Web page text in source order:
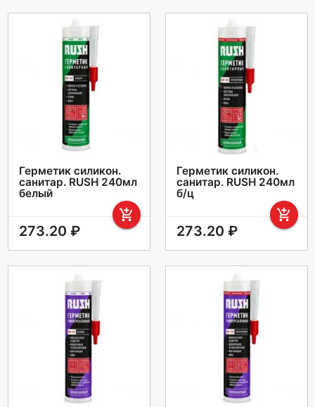
Герметик силикон.
санитар. RUSH 240мл
белый
add_shopping_cart
273.20 ₽
Герметик силикон.
санитар. RUSH 240мл
б/ц
add_shopping_cart
273.20 ₽